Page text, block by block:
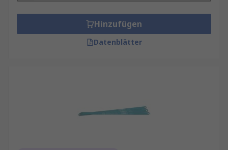
Hinzufügen
Datenblätter